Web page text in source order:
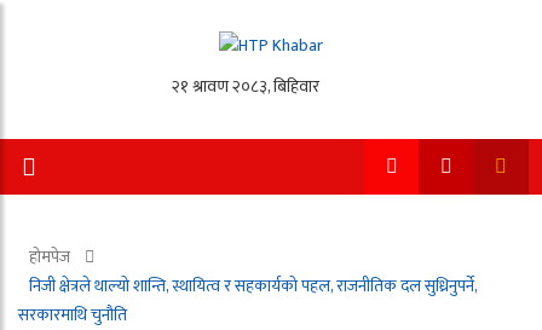
होमपेज
निजी क्षेत्रले थाल्यो शान्ति, स्थायित्व र सहकार्यको पहल, राजनीतिक दल सुध्रिनुपर्ने,
सरकारमाथि चुनौति